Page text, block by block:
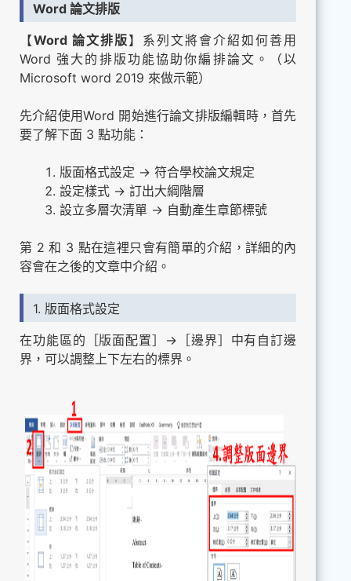
Word 論文排版
【Word 論文排版】系列文將會介紹如何善用
Word 強大的排版功能協助你編排論文。（以
Microsoft word 2019 來做示範）
先介紹使用Word 開始進行論文排版編輯時，首先
要了解下面 3 點功能：
版面格式設定 → 符合學校論文規定
設定樣式 → 訂出大綱階層
設立多層次清單 → 自動產生章節標號
第 2 和 3 點在這裡只會有簡單的介紹，詳細的內
容會在之後的文章中介紹。
1. 版面格式設定
在功能區的［版面配置］→［邊界］中有自訂邊
界，可以調整上下左右的標界。